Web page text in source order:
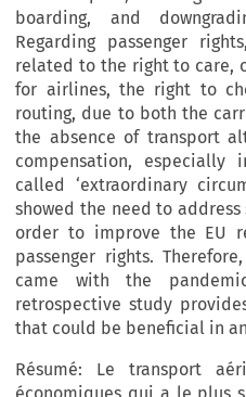
boarding, and
Regarding passenger
related to the right to care,
for airlines, the right to
routing, due to both the
the absence of transport
compensation,
called ‘extraordinary
showed the need to
order to improve the EU
passenger rights.
came with the
retrospective study
that could be beneficial in
Résumé: Le transport